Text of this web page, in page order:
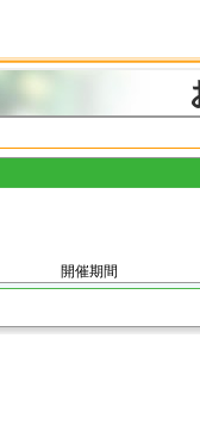
開催期間